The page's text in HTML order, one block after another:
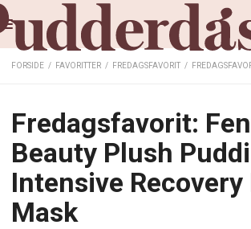
FORSIDE / FAVORITTER / FREDAGSFAVORIT / FREDAGSFAVORIT: FENTY
Fredagsfavorit:
Beauty Plush
Intensive Recovery
Mask